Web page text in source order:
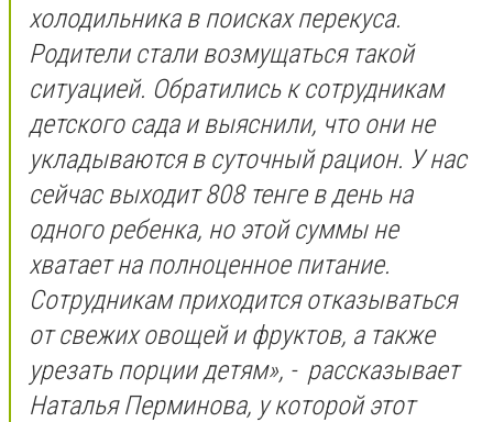
холодильника в поисках перекуса.
Родители стали возмущаться такой
ситуацией. Обратились к сотрудникам
детского сада и выяснили, что они не
укладываются в суточный рацион. У нас
сейчас выходит 808 тенге в день на
одного ребенка, но этой суммы не
хватает на полноценное питание.
Сотрудникам приходится отказываться
от свежих овощей и фруктов, а также
урезать порции детям», - рассказывает
Наталья Перминова, у которой этот